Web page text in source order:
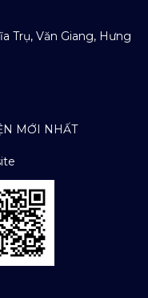
Trụ, Văn Giang, Hưng
MỚI NHẤT